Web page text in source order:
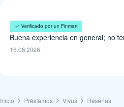
Eugenio Osorio
Buena experiencia en general; no
16.06.2026
Verificado por un Finmart
Inicio Préstamos Vivus Reseñas